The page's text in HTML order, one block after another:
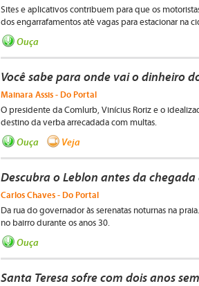
Sites e aplicativos contribuem para que os
dos engarrafamentos até vagas para estacionar na
Ouça
Você sabe para onde vai o dinheiro
Mainara Assis - Do Portal
O presidente da Comlurb, Vinícius Roriz e o
destino da verba arrecadada com multas.
Ouça Veja
Descubra o Leblon antes da chegada
Carlos Chaves - Do Portal
Da rua do governador às serenatas noturnas na
no bairro durante os anos 30.
Ouça
Santa Teresa sofre com dois anos